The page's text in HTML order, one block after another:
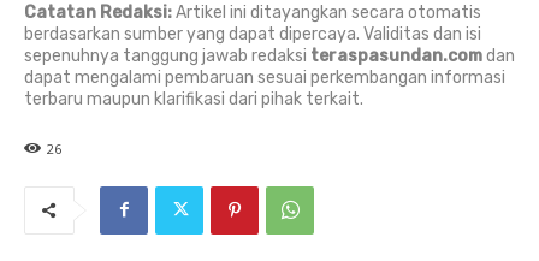
Catatan Redaksi:Artikel ini ditayangkan secara otomatis
berdasarkan sumber yang dapat dipercaya. Validitas dan isi
sepenuhnya tanggung jawab redaksi teraspasundan.comdan
dapat mengalami pembaruan sesuai perkembangan informasi
terbaru maupun klarifikasi dari pihak terkait.
26